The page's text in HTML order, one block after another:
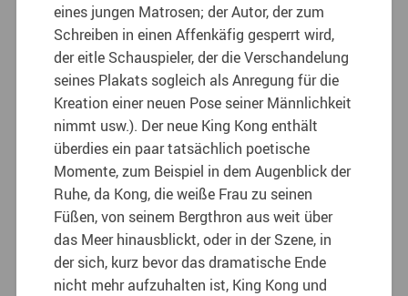
eines jungen Matrosen; der Autor, der zum
Schreiben in einen Affenkäfig gesperrt wird,
der eitle Schauspieler, der die Verschandelung
seines Plakats sogleich als Anregung für die
Kreation einer neuen Pose seiner Männlichkeit
nimmt usw.). Der neue King Kong enthält
überdies ein paar tatsächlich poetische
Momente, zum Beispiel in dem Augenblick der
Ruhe, da Kong, die weiße Frau zu seinen
Füßen, von seinem Bergthron aus weit über
das Meer hinausblickt, oder in der Szene, in
der sich, kurz bevor das dramatische Ende
nicht mehr aufzuhalten ist, King Kong und